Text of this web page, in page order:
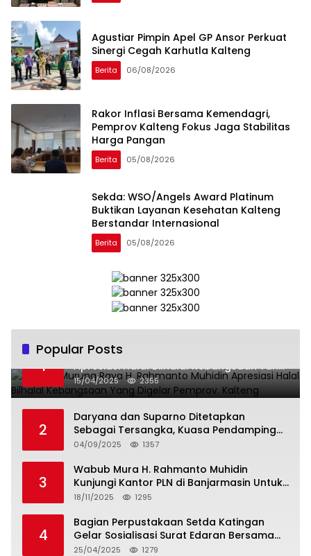
Agustiar Pimpin Apel GP Ansor Perkuat
Sinergi Cegah Karhutla Kalteng
Berita 06/08/2026
Rakor Inflasi Bersama Kemendagri,
Pemprov Kalteng Fokus Jaga Stabilitas
Harga Pangan
Berita 05/08/2026
Sekda: WSO/Angels Award Platinum
Buktikan Layanan Kesehatan Kalteng
Berstandar Internasional
Berita 05/08/2026
Popular Posts
1
Wabup Murung Raya H. Rahmanto Muhidin
Apresiasi Halal Bilhalal Kebangsaan Yang
Digelar Pemprov. Kalteng
15/04/2025 2355
2
Daryana dan Suparno Ditetapkan
Sebagai Tersangka, Kuasa Pendamping
Men Gumpul: “Ini Diskriminasi Hukum, Kami
04/09/2025 1357
3
Wabub Mura H. Rahmanto Muhidin
Kunjungi Kantor PLN di Banjarmasin Untuk
Usulkan Program Listrik Desa Tahun 2026
18/11/2025 1295
4
Bagian Perpustakaan Setda Katingan
Gelar Sosialisasi Surat Edaran Bersama
Tentang Budaya Literasi Membaca
25/04/2025 1279